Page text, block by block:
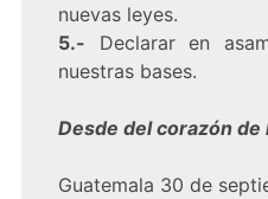
nuevas leyes.
5.- Declarar en
nuestras bases.
Desde del corazón de
Guatemala 30 de